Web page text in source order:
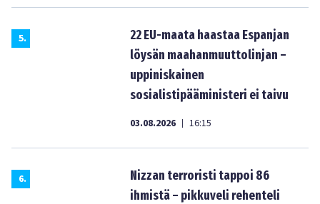
5.
22 EU-maata haastaa Espanjan
löysän maahanmuuttolinjan –
uppiniskainen
sosialistipääministeri ei taivu
03.08.2026 | 16:15
6.
Nizzan terroristi tappoi 86
ihmistä – pikkuveli rehenteli